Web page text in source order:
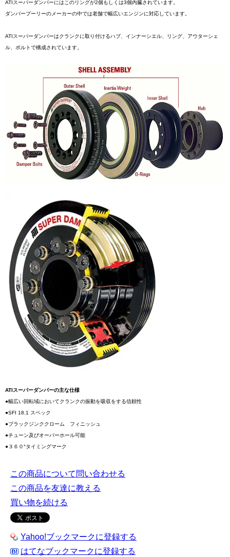
ATIスーパーダンパーにはこのリングが2個もしくは3個内臓されています。
ダンパープーリーのメーカーの中では老舗で幅広いエンジンに対応しています。
ATIスーパーダンパーはクランクに取り付けるハブ、インナーシエル、リング、アウターシェ
ル、ボルトで構成されています。
ATIスーパーダンパーの主な仕様
●幅広い回転域においてクランクの振動を吸収をする信頼性
●SFI 18.1 スペック
●ブラックジンククローム フィニッシュ
●チューン及びオーバーホール可能
●３６０°タイミングマーク
この商品について問い合わせる
この商品を友達に教える
買い物を続ける
Yahoo!ブックマークに登録する
はてなブックマークに登録する